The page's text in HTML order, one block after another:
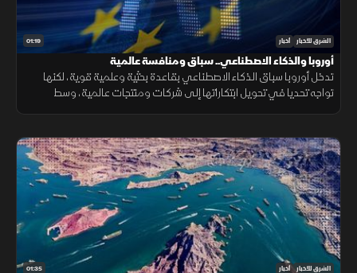
01:19 الشرق للأخبار أخبار
أوروبا والذكاء الاصطناعي.. سباق ومنافسة عالمية
تدخل أوروبا سباق الذكاء الاصطناعي بقاعدة بحثية وعلمية قوية، لكنها
تواجه تحديا في تحويل ابتكاراتها إلى شركات ومنتجات عالمية، وسط
01:35 الشرق للأخبار أخبار